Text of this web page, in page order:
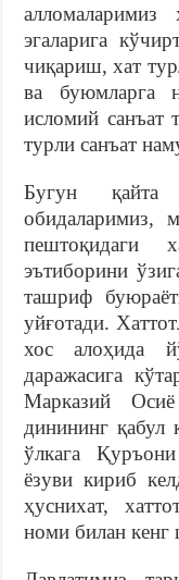
эгаларига
чиқариш, хат
ва буюмларга
исломий санъат
турли санъат
Бугун қайта
обидаларимиз,
пештоқидаги
эътиборини
ташриф
уйғотади.
хос алоҳида
даражасига
Марказий
динининг қабул
ўлкага
ёзуви кириб
ҳуснихат,
номи билан кенг